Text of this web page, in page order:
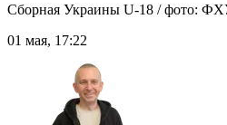
Сборная Украины U-18 / фото:
01 мая, 17:22